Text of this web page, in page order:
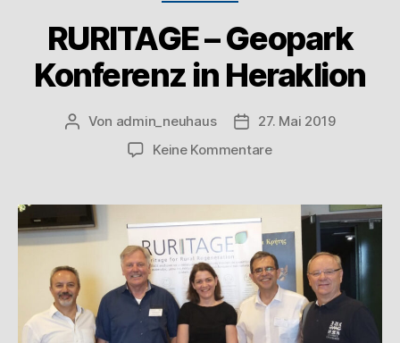
RURITAGE – Geopark
Konferenz in Heraklion
Von admin_neuhaus
27. Mai 2019
Keine Kommentare